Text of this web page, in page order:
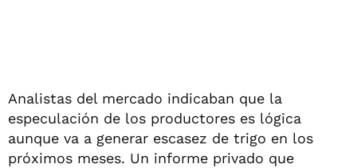
Analistas del mercado indicaban que la
especulación de los productores es lógica
aunque va a generar escasez de trigo en los
próximos meses. Un informe privado que